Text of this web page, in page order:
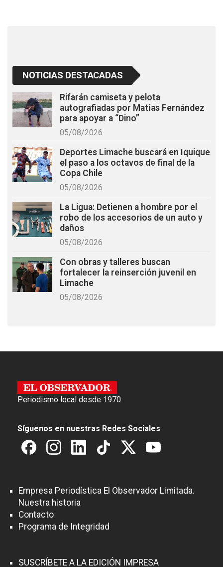
NOTICIAS DESTACADAS
Rifarán camiseta y pelota
autografiadas por Matías Fernández
para apoyar a “Dino”
05/08/2026
Deportes Limache buscará en Iquique
el paso a los octavos de final de la
Copa Chile
05/08/2026
La Ligua: Detienen a hombre por el
robo de los accesorios de un auto y
daños
05/08/2026
Con obras y talleres buscan
fortalecer la reinserción juvenil en
Limache
05/08/2026
Periodismo local desde 1970.
Síguenos en nuestras Redes Sociales
Empresa Periodística El Observador Limitada.
Nuestra historia
Contacto
Programa de Integridad
SUSCRÍBETE A LA EDICIÓN IMPRESA